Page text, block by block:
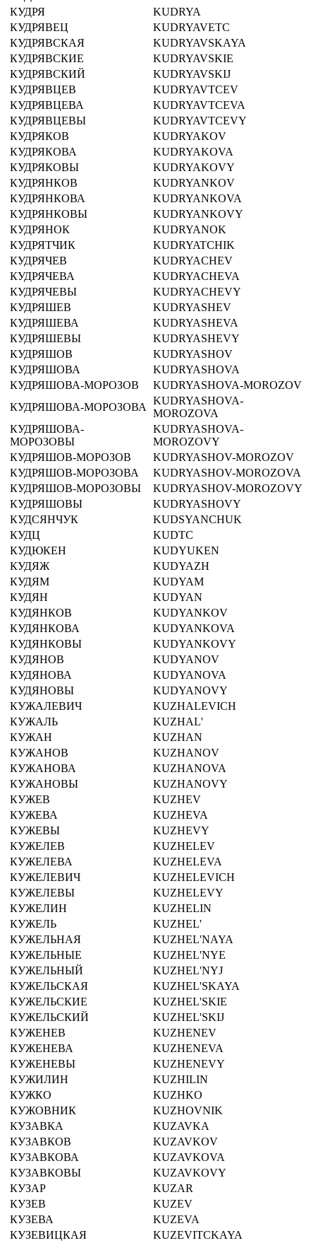
КУДРЯ
KUDRYA
КУДРЯВЕЦ
KUDRYAVETC
КУДРЯВСКАЯ
KUDRYAVSKAYA
КУДРЯВСКИЕ
KUDRYAVSKIE
КУДРЯВСКИЙ
KUDRYAVSKIJ
КУДРЯВЦЕВ
KUDRYAVTCEV
КУДРЯВЦЕВА
KUDRYAVTCEVA
КУДРЯВЦЕВЫ
KUDRYAVTCEVY
КУДРЯКОВ
KUDRYAKOV
КУДРЯКОВА
KUDRYAKOVA
КУДРЯКОВЫ
KUDRYAKOVY
КУДРЯНКОВ
KUDRYANKOV
КУДРЯНКОВА
KUDRYANKOVA
КУДРЯНКОВЫ
KUDRYANKOVY
КУДРЯНОК
KUDRYANOK
КУДРЯТЧИК
KUDRYATCHIK
КУДРЯЧЕВ
KUDRYACHEV
КУДРЯЧЕВА
KUDRYACHEVA
КУДРЯЧЕВЫ
KUDRYACHEVY
КУДРЯШЕВ
KUDRYASHEV
КУДРЯШЕВА
KUDRYASHEVA
КУДРЯШЕВЫ
KUDRYASHEVY
КУДРЯШОВ
KUDRYASHOV
КУДРЯШОВА
KUDRYASHOVA
КУДРЯШОВА-МОРОЗОВ
KUDRYASHOVA-MOROZOV
КУДРЯШОВА-МОРОЗОВА
KUDRYASHOVA-
MOROZOVA
КУДРЯШОВА-
МОРОЗОВЫ
KUDRYASHOVA-
MOROZOVY
КУДРЯШОВ-МОРОЗОВ
KUDRYASHOV-MOROZOV
КУДРЯШОВ-МОРОЗОВА
KUDRYASHOV-MOROZOVA
КУДРЯШОВ-МОРОЗОВЫ
KUDRYASHOV-MOROZOVY
КУДРЯШОВЫ
KUDRYASHOVY
КУДСЯНЧУК
KUDSYANCHUK
КУДЦ
KUDTC
КУДЮКЕН
KUDYUKEN
КУДЯЖ
KUDYAZH
КУДЯМ
KUDYAM
КУДЯН
KUDYAN
КУДЯНКОВ
KUDYANKOV
КУДЯНКОВА
KUDYANKOVA
КУДЯНКОВЫ
KUDYANKOVY
КУДЯНОВ
KUDYANOV
КУДЯНОВА
KUDYANOVA
КУДЯНОВЫ
KUDYANOVY
КУЖАЛЕВИЧ
KUZHALEVICH
КУЖАЛЬ
KUZHAL'
КУЖАН
KUZHAN
КУЖАНОВ
KUZHANOV
КУЖАНОВА
KUZHANOVA
КУЖАНОВЫ
KUZHANOVY
КУЖЕВ
KUZHEV
КУЖЕВА
KUZHEVA
КУЖЕВЫ
KUZHEVY
КУЖЕЛЕВ
KUZHELEV
КУЖЕЛЕВА
KUZHELEVA
КУЖЕЛЕВИЧ
KUZHELEVICH
КУЖЕЛЕВЫ
KUZHELEVY
КУЖЕЛИН
KUZHELIN
КУЖЕЛЬ
KUZHEL'
КУЖЕЛЬНАЯ
KUZHEL'NAYA
КУЖЕЛЬНЫЕ
KUZHEL'NYE
КУЖЕЛЬНЫЙ
KUZHEL'NYJ
КУЖЕЛЬСКАЯ
KUZHEL'SKAYA
КУЖЕЛЬСКИЕ
KUZHEL'SKIE
КУЖЕЛЬСКИЙ
KUZHEL'SKIJ
КУЖЕНЕВ
KUZHENEV
КУЖЕНЕВА
KUZHENEVA
КУЖЕНЕВЫ
KUZHENEVY
КУЖИЛИН
KUZHILIN
КУЖКО
KUZHKO
КУЖОВНИК
KUZHOVNIK
КУЗАВКА
KUZAVKA
КУЗАВКОВ
KUZAVKOV
КУЗАВКОВА
KUZAVKOVA
КУЗАВКОВЫ
KUZAVKOVY
КУЗАР
KUZAR
КУЗЕВ
KUZEV
КУЗЕВА
KUZEVA
КУЗЕВИЦКАЯ
KUZEVITCKAYA